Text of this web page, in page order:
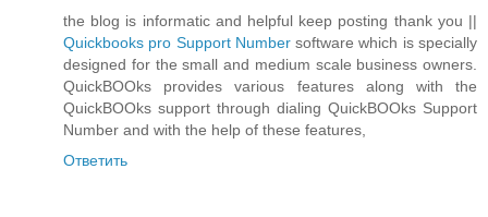
the blog is informatic and helpful keep posting thank you ||
Quickbooks pro Support Numbersoftware which is specially
designed for the small and medium scale business owners.
QuickBOOks provides various features along with the
QuickBOOks support through dialing QuickBOOks Support
Number and with the help of these features,
Ответить